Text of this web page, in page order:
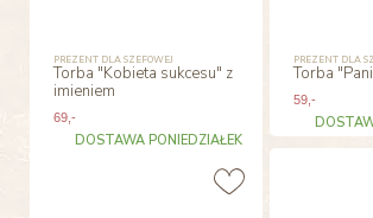
PREZENT DLA SZEFOWEJ
Torba "Kobieta sukcesu" z
imieniem
69,-
DOSTAWA PONIEDZIAŁEK
PREZENT DLA
Torba
59 ,-